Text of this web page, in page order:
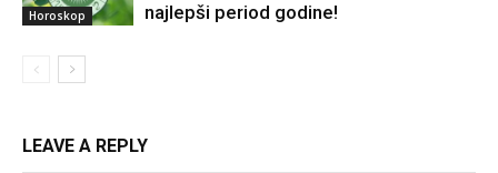
Horoskop
najlepši period godine!
LEAVE A REPLY